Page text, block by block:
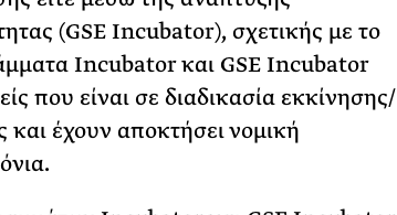
(GSE Incubator), σχετικής με το
Incubator και GSE Incubator
που είναι σε διαδικασία εκκίνησης/
και έχουν αποκτήσει νομική